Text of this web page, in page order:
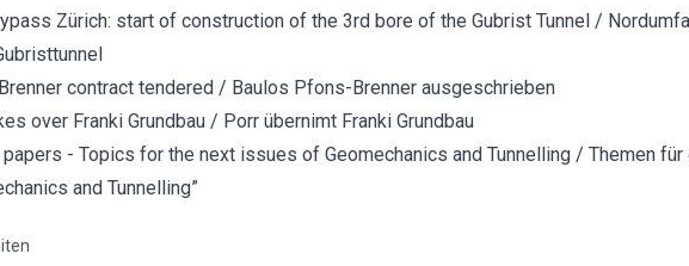
Zürich: start of construction of the 3rd bore of the Gubrist Tunnel /
contract tendered / Baulos Pfons-Brenner ausgeschrieben
over Franki Grundbau / Porr übernimt Franki Grundbau
- Topics for the next issues of Geomechanics and Tunnelling / Themen
and Tunnelling”